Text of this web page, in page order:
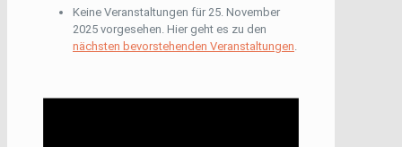
Keine Veranstaltungen für 25. November
2025 vorgesehen. Hier geht es zu den
nächsten bevorstehenden Veranstaltungen